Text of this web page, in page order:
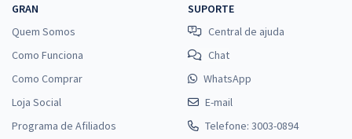
GRAN
Quem Somos
Como Funciona
Como Comprar
Loja Social
Programa de Afiliados
SUPORTE
Central de ajuda
Chat
WhatsApp
E-mail
Telefone: 3003-0894